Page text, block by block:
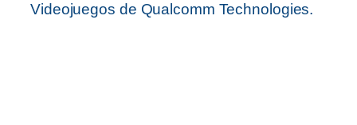
Videojuegos de Qualcomm Technologies.